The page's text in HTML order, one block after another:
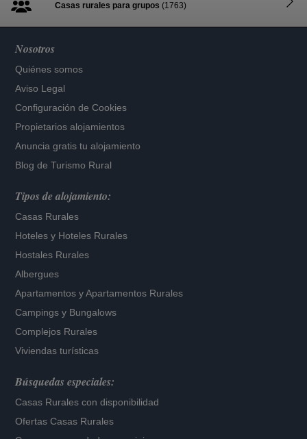
Casas rurales para grupos (1763)
Nosotros
Quiénes somos
Aviso Legal
Configuración de Cookies
Propietarios alojamientos
Anuncia gratis tu alojamiento
Blog de Turismo Rural
Tipos de alojamiento:
Casas Rurales
Hoteles y Hoteles Rurales
Hostales Rurales
Albergues
Apartamentos yApartamentos Rurales
Campings y Bungalows
Complejos Rurales
Viviendas turísticas
Búsquedas especiales:
Casas Rurales con disponibilidad
Ofertas Casas Rurales